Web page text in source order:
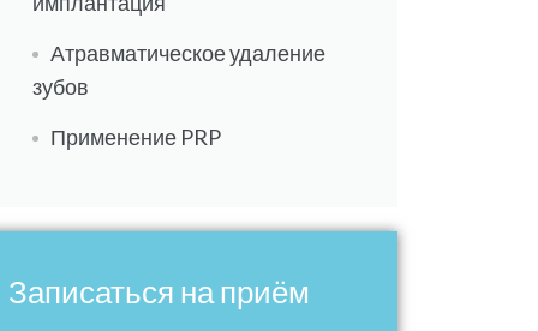
Атравматическое удаление
зубов
Применение PRP
Записаться на приём